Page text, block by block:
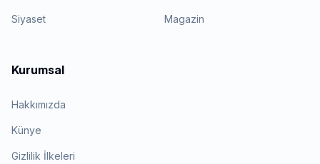
Siyaset Magazin
Kurumsal
Hakkımızda
Künye
Gizlilik İlkeleri